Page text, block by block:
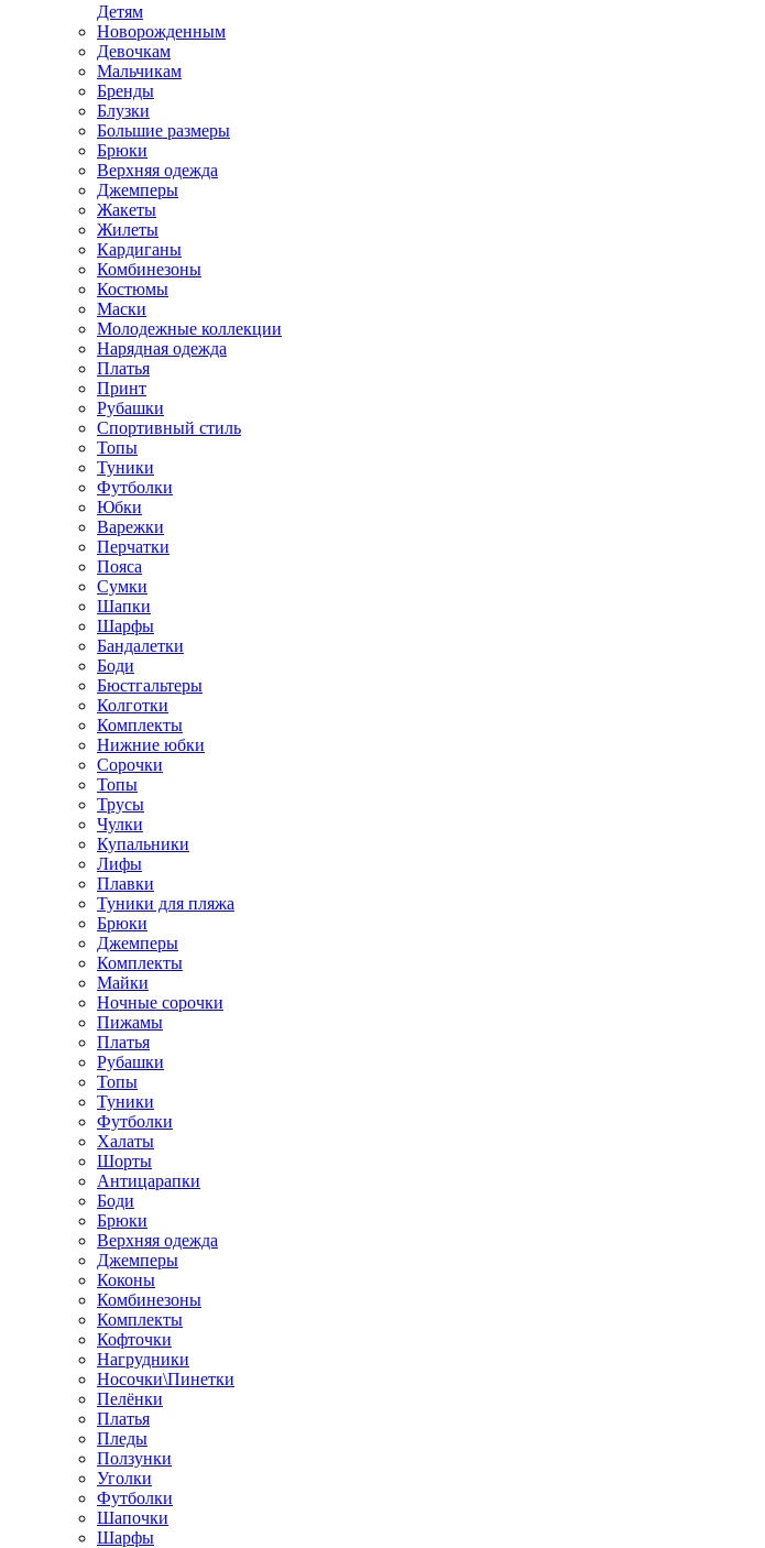
Детям
Новорожденным
Девочкам
Мальчикам
Бренды
Блузки
Большие размеры
Брюки
Верхняя одежда
Джемперы
Жакеты
Жилеты
Кардиганы
Комбинезоны
Костюмы
Маски
Молодежные коллекции
Нарядная одежда
Платья
Принт
Рубашки
Спортивный стиль
Топы
Туники
Футболки
Юбки
Варежки
Перчатки
Пояса
Сумки
Шапки
Шарфы
Бандалетки
Боди
Бюстгальтеры
Колготки
Комплекты
Нижние юбки
Сорочки
Топы
Трусы
Чулки
Купальники
Лифы
Плавки
Туники для пляжа
Брюки
Джемперы
Комплекты
Майки
Ночные сорочки
Пижамы
Платья
Рубашки
Топы
Туники
Футболки
Халаты
Шорты
Антицарапки
Боди
Брюки
Верхняя одежда
Джемперы
Коконы
Комбинезоны
Комплекты
Кофточки
Нагрудники
Носочки\Пинетки
Пелёнки
Платья
Пледы
Ползунки
Уголки
Футболки
Шапочки
Шарфы